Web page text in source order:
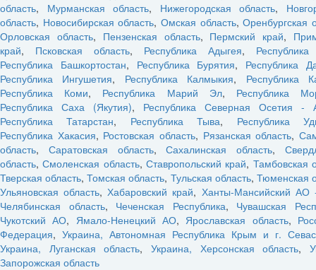
область, Мурманская область, Нижегородская область,
область, Новосибирская область,Омская область,Оренбургская
Орловская область, Пензенская область, Пермский край,
край, Псковская область, Республика Адыгея,
Республика Башкортостан, Республика Бурятия, Республика
Республика Ингушетия, Республика Калмыкия, Республика
Республика Коми, Республика Марий Эл, Республика
Республика Саха (Якутия), Республика Северная Осетия -
Республика Татарстан, Республика Тыва, Республика
Республика Хакасия, Ростовская область, Рязанская область,
область, Саратовская область,Сахалинская область,
область,Смоленская область,Ставропольский край, Тамбовская
Тверская область,Томская область, Тульская область, Тюменская
Ульяновская область,Хабаровский край, Ханты-Мансийский
Челябинская область, Чеченская Республика, Чувашская
Чукотский АО, Ямало-Ненецкий АО, Ярославская область,
Федерация, Украина, Автономная Республика Крым и г.
Украина, Луганская область,Украина, Херсонская область,
Запорожская область